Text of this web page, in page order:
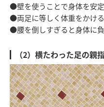
●壁を使うことで身体を安
●両足に等しく体重をかける
●腰を倒しすぎると身体に
（2）横たわった足の親